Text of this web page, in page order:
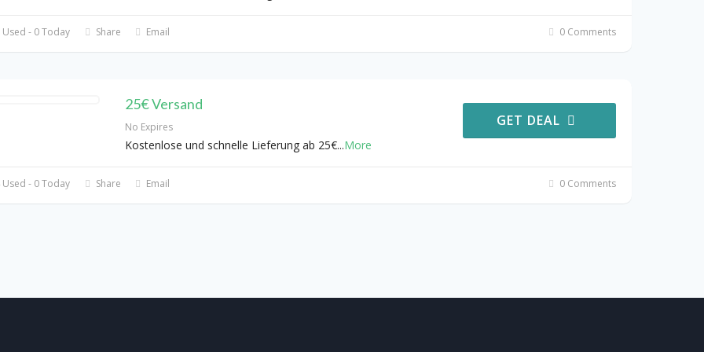
Used - 0 Today Share Email 0 Comments
25€ Versand
No Expires
Kostenlose und schnelle Lieferung ab 25€...More
GET DEAL
Used - 0 Today Share Email 0 Comments